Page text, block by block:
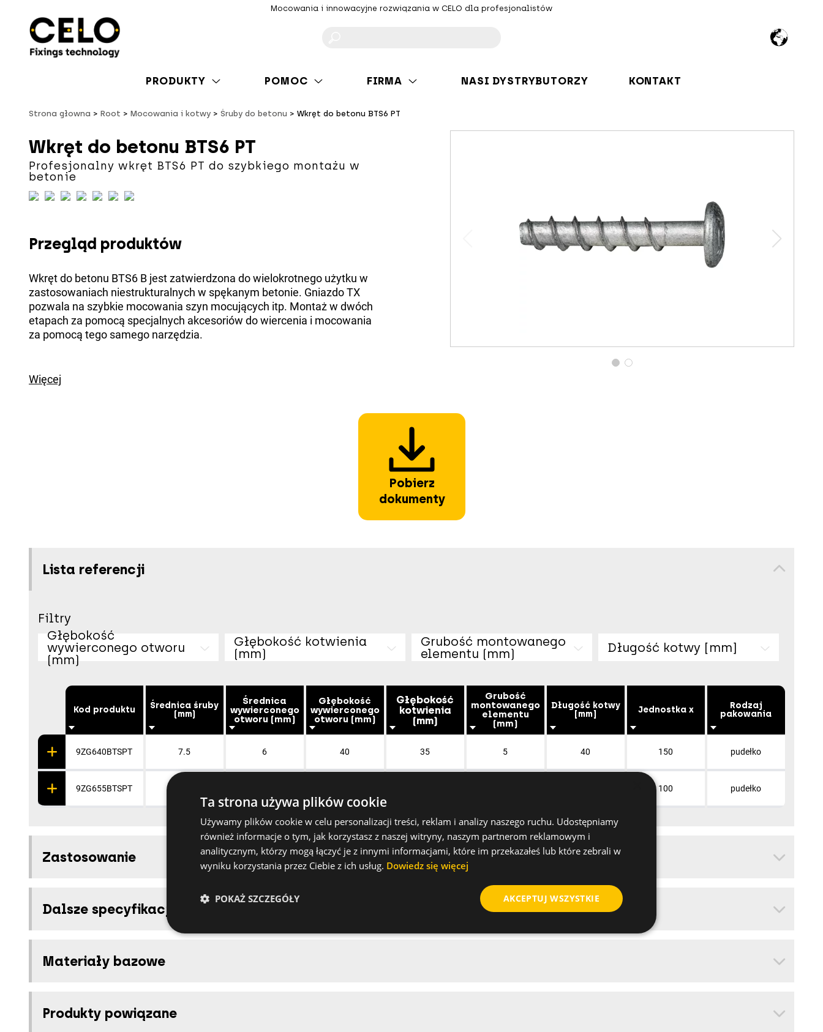
Mocowania i innowacyjne rozwiązania w CELO dla profesjonalistów
PRODUKTY POMOC FIRMA NASI DYSTRYBUTORZY KONTAKT
Strona głowna Root Mocowania i kotwy Śruby do betonu Wkręt do betonu BTS6 PT
Wkręt do betonu BTS6 PT
Profesjonalny wkręt BTS6 PT do szybkiego montażu w
betonie
Przegląd produktów
Wkręt do betonu BTS6 B jest zatwierdzona do wielokrotnego użytku w
zastosowaniach niestrukturalnych w spękanym betonie. Gniazdo TX
pozwala na szybkie mocowania szyn mocujących itp. Montaż w dwóch
etapach za pomocą specjalnych akcesoriów do wiercenia i mocowania
za pomocą tego samego narzędzia.
Więcej
Pobierz
dokumenty
Lista referencji
Filtry
Głębokość
wywierconego otworu
(mm)
Głębokość kotwienia
(mm)
Grubość montowanego
elementu (mm)
Długość kotwy [mm]
Kod produktu
9ZG640BTSPT
9ZG655BTSPT
Średnica śruby
(mm)
7.5
Średnica
wywierconego
otworu (mm)
6
Głębokość
wywierconego
otworu (mm)
40
Głębokość
kotwienia
(mm)
35
Grubość
montowanego
elementu
(mm)
5
Długość kotwy
[mm]
40
Jednostka x
150
100
Rodzaj
pakowania
pudełko
pudełko
Zastosowanie
Dalsze specyfikacje
Materiały bazowe
Produkty powiązane
Ta strona używa plików cookie
Używamy plików cookie w celu personalizacji treści, reklam i analizy naszego ruchu. Udostępniamy
również informacje o tym, jak korzystasz z naszej witryny, naszym partnerom reklamowym i
analitycznym, którzy mogą łączyć je z innymi informacjami, które im przekazałeś lub które zebrali w
wyniku korzystania przez Ciebie z ich usług. Dowiedz się więcej
AKCEPTUJ WSZYSTKIE
POKAŻ SZCZEGÓŁY